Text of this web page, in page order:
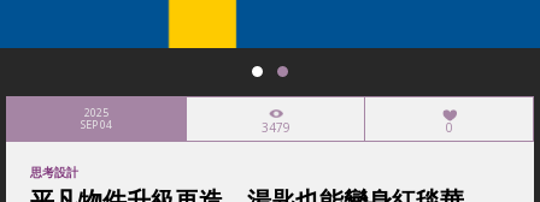
2025
SEP 04 3479 0
思考設計